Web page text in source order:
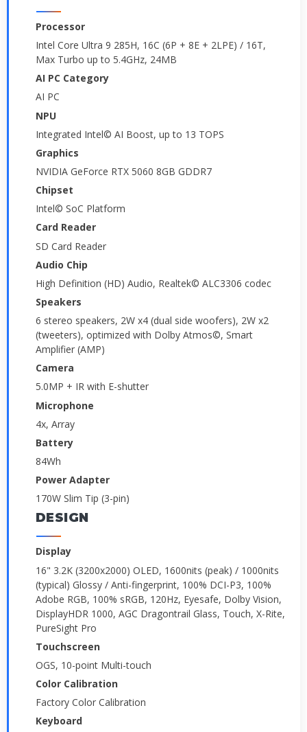
Processor
Intel Core Ultra 9 285H, 16C (6P + 8E + 2LPE) / 16T,
Max Turbo up to 5.4GHz, 24MB
AI PC Category
AI PC
NPU
Integrated Intel© AI Boost, up to 13 TOPS
Graphics
NVIDIA GeForce RTX 5060 8GB GDDR7
Chipset
Intel© SoC Platform
Card Reader
SD Card Reader
Audio Chip
High Definition (HD) Audio, Realtek© ALC3306 codec
Speakers
6 stereo speakers, 2W x4 (dual side woofers), 2W x2
(tweeters), optimized with Dolby Atmos©, Smart
Amplifier (AMP)
Camera
5.0MP + IR with E-shutter
Microphone
4x, Array
Battery
84Wh
Power Adapter
170W Slim Tip (3-pin)
DESIGN
Display
16" 3.2K (3200x2000) OLED, 1600nits (peak) / 1000nits
(typical) Glossy / Anti-fingerprint, 100% DCI-P3, 100%
Adobe RGB, 100% sRGB, 120Hz, Eyesafe, Dolby Vision,
DisplayHDR 1000, AGC Dragontrail Glass, Touch, X-Rite,
PureSight Pro
Touchscreen
OGS, 10-point Multi-touch
Color Calibration
Factory Color Calibration
Keyboard